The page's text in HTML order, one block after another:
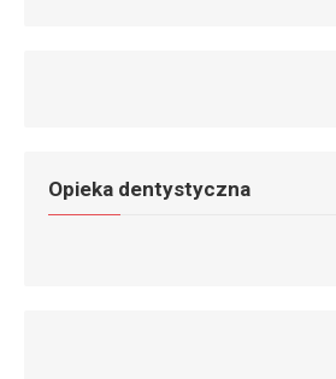
Opieka dentystyczna